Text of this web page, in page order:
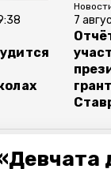
7